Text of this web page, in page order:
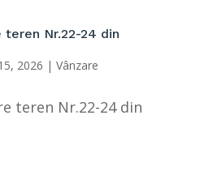
Nr.22-24 din
2026 | Vânzare
teren Nr.22-24 din